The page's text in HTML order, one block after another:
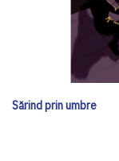
Sărind prin umbre